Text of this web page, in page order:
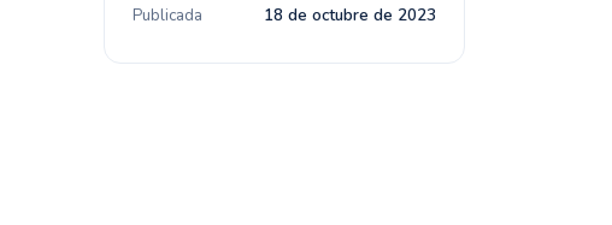
Publicada 18 de octubre de 2023